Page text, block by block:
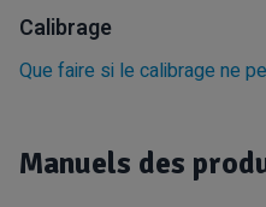
Calibrage
Que faire si le calibrage ne
Manuels des